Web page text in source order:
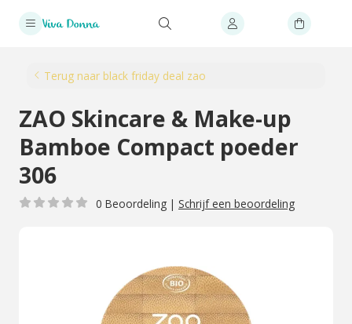
Terug naar black friday deal zao
ZAO Skincare & Make-up
Bamboe Compact poeder
306
0 Beoordeling | Schrijf een beoordeling